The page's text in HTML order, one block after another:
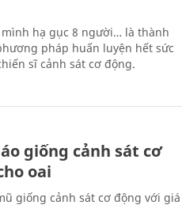
hạ gục 8 người… là thành
pháp huấn luyện hết sức
sĩ cảnh sát cơ động.
giống cảnh sát cơ
oai
giống cảnh sát cơ động với giá